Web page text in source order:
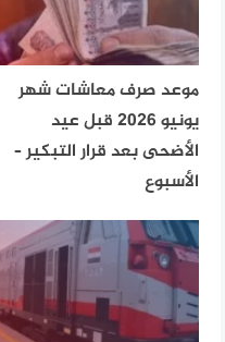
موعد صرف معاشات شهر
يونيو 2026 قبل عيد
الأضحى بعد قرار التبكير –
الأسبوع